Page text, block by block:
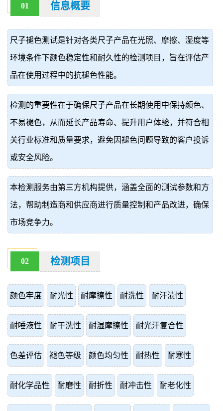
01 信息概要
尺子褪色测试是针对各类尺子产品在光照、摩擦、湿度等
环境条件下颜色稳定性和耐久性的检测项目，旨在评估产
品在使用过程中的抗褪色性能。
检测的重要性在于确保尺子产品在长期使用中保持颜色、
不易褪色，从而延长产品寿命、提升用户体验，并符合相
关行业标准和质量要求，避免因褪色问题导致的客户投诉
或安全风险。
本检测服务由第三方机构提供，涵盖全面的测试参数和方
法，帮助制造商和供应商进行质量控制和产品改进，确保
市场竞争力。
02 检测项目
颜色牢度 耐光性 耐摩擦性 耐洗性 耐汗渍性
耐唾液性 耐干洗性 耐湿摩擦性 耐光汗复合性
色差评估 褪色等级 颜色均匀性 耐热性 耐寒性
耐化学品性 耐磨性 耐折性 耐冲击性 耐老化性
价
真
伪
询